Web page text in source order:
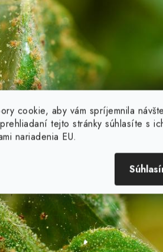
cookie, aby vám spríjemnila
tejto stránky súhlasíte s
nariadenia EU.